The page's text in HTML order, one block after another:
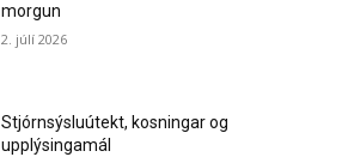
morgun
2. júlí 2026
Stjórnsýsluútekt, kosningar og
upplýsingamál